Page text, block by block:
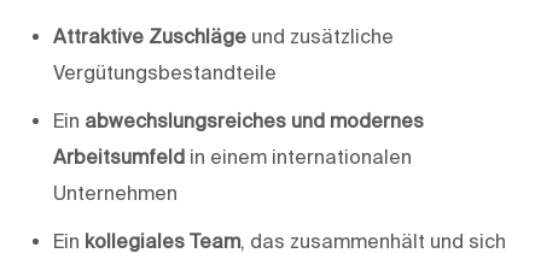
Attraktive Zuschläge und zusätzliche
Vergütungsbestandteile
Ein abwechslungsreiches und modernes
Arbeitsumfeld in einem internationalen
Unternehmen
Ein kollegiales Team, das zusammenhält und sich